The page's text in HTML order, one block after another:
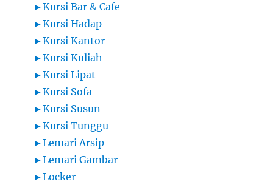
►Kursi Bar & Cafe
►Kursi Hadap
►Kursi Kantor
►Kursi Kuliah
►Kursi Lipat
►Kursi Sofa
►Kursi Susun
►Kursi Tunggu
►Lemari Arsip
►Lemari Gambar
►Locker